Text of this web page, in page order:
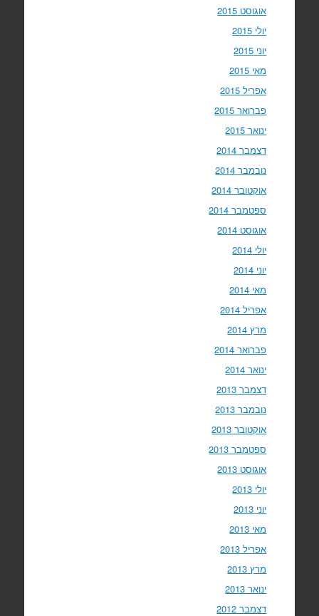
אוגוסט 2015
יולי 2015
יוני 2015
מאי 2015
אפריל 2015
פברואר 2015
ינואר 2015
דצמבר 2014
נובמבר 2014
אוקטובר 2014
ספטמבר 2014
אוגוסט 2014
יולי 2014
יוני 2014
מאי 2014
אפריל 2014
מרץ 2014
פברואר 2014
ינואר 2014
דצמבר 2013
נובמבר 2013
אוקטובר 2013
ספטמבר 2013
אוגוסט 2013
יולי 2013
יוני 2013
מאי 2013
אפריל 2013
מרץ 2013
ינואר 2013
דצמבר 2012